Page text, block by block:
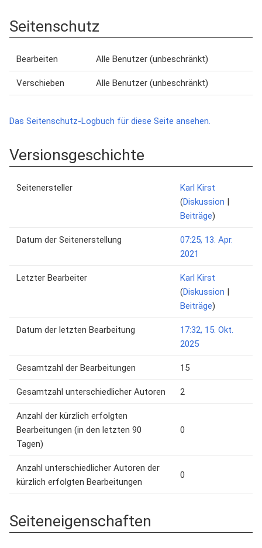
Seitenschutz
Bearbeiten Alle Benutzer (unbeschränkt)
Verschieben Alle Benutzer (unbeschränkt)
Das Seitenschutz-Logbuch für diese Seite ansehen.
Versionsgeschichte
Seitenersteller
Karl Kirst
(Diskussion |
Beiträge)
Datum der Seitenerstellung
07:25, 13. Apr.
2021
Letzter Bearbeiter
Karl Kirst
(Diskussion |
Beiträge)
Datum der letzten Bearbeitung
17:32, 15. Okt.
2025
Gesamtzahl der Bearbeitungen 15
Gesamtzahl unterschiedlicher Autoren 2
Anzahl der kürzlich erfolgten
Bearbeitungen (in den letzten 90
Tagen)
0
Anzahl unterschiedlicher Autoren der
kürzlich erfolgten Bearbeitungen
0
Seiteneigenschaften